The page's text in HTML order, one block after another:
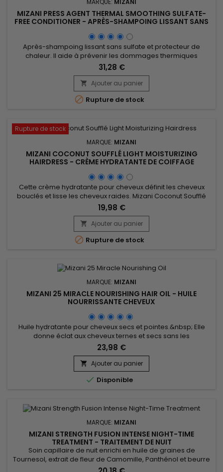
MARQUE: MIZANI
MIZANI PRESS AGENT THERMAL SMOOTHING SULFATE-
FREE CONDITIONER - APRÈS-SHAMPOING LISSANT SANS
Après-shampoing lissant sans sulfate et protecteur de
chaleur. Il aide à prévenir les dommages thermiques
pendant le coiffage, tout en travaillant pour lisser les cheveux
et réduire les frisottis. L'huile de Cannabis Sativa apporte une
hydratation intense sans alourdir, tandis que l'huile de
menthe poivrée rafraîchit et revitalise le cuir chevelu.
Adapté...
31,28 €
 Ajouter au panier
 Rupture de stock
Rupture de stock
MARQUE: MIZANI
MIZANI COCONUT SOUFFLÉ LIGHT MOISTURIZING
HAIRDRESS - CRÈME HYDRATANTE DE COIFFAGE
Cette crème hydratante pour cheveux définit les cheveux
bouclés et lisse les cheveux raides. Mizani Coconut Soufflé
Light Moisturizing Hairdress fond sans effort dans les cheveux,
pénètre la fibre capillaire pour l'hydrater intensément et
minimiser la casse. Renforcée par les propriétés
hydratantes, revitalisantes de l'huile de Riz, de l’huile de...
19,98 €
 Ajouter au panier
 Rupture de stock
MARQUE: MIZANI
MIZANI 25 MIRACLE NOURISHING HAIR OIL - HUILE
NOURRISSANTE CHEVEUX
Huile hydratante pour cheveux secs et pointes.&nbsp; Elle
donne éclat aux cheveux ternes et secs sans les
alourdir.&nbsp; Formule biodégradable à 99% avec des
huiles naturelles de Coco, d'Olive, de Tournesol et
Jojoba.&nbsp; Pénètre profondément et s'absorbe
instantanément. &nbsp;Mizani 25 Miracle Nourishing Oil
laissera vos cheveux malléables, brillants...
23,98 €
 Ajouter au panier
 Disponible
MARQUE: MIZANI
MIZANI STRENGTH FUSION INTENSE NIGHT-TIME
TREATMENT - TRAITEMENT DE NUIT
Soin capillaire de nuit enrichi en huile de graines de
Tournesol, extrait de fleur de Camomille, Panthénol et beurre
de Karité est un élixir revitalisant pour les cheveux.&nbsp;